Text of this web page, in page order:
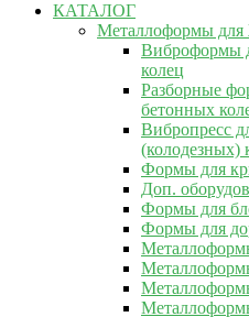
КАТАЛОГ
Металлоформы
Виброформы
колец
Разборные
бетонных
Вибропресс
(колодезных)
Формы для
Доп.
Формы для
Формы для